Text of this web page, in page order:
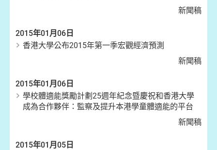
新聞稿
2015年01月06日
香港大學公布2015年第一季宏觀經濟預測
新聞稿
2015年01月06日
學校體適能獎勵計劃25週年紀念暨慶祝和香港大學
成為合作夥伴：監察及提升本港學童體適能的平台
新聞稿
2015年01月05日